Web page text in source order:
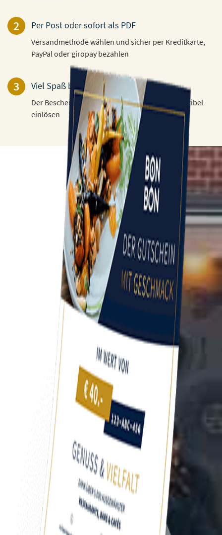
2 Per Post oder sofort als PDF
Versandmethode wählen und sicher per Kreditkarte,
PayPal oder giropay bezahlen
3 Viel Spaß beim Verschenken!
Der Beschenkte kann den Gutschein 3 Jahre flexibel
einlösen